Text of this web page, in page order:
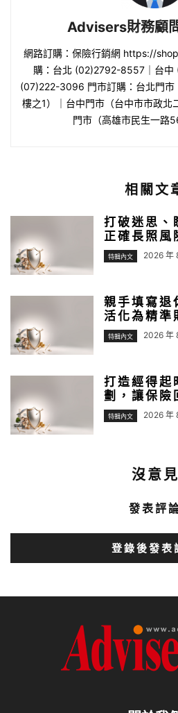
Advisers財務顧
網路訂購：保險行銷網 https://
購：台北 (02)2792-8557｜台
(07)222-3096 門市訂購：台北門市
樓之1）｜台中門市（台中市市政
門市（高雄市民生一路
相關文
打破迷思、
正確長照風
特輯內文 2026 年
親手填寫退
活化為精準
特輯內文 2026 年
打造經得起
劃，讓保險
特輯內文 2026 年
沒意見
發表評
登錄後發表